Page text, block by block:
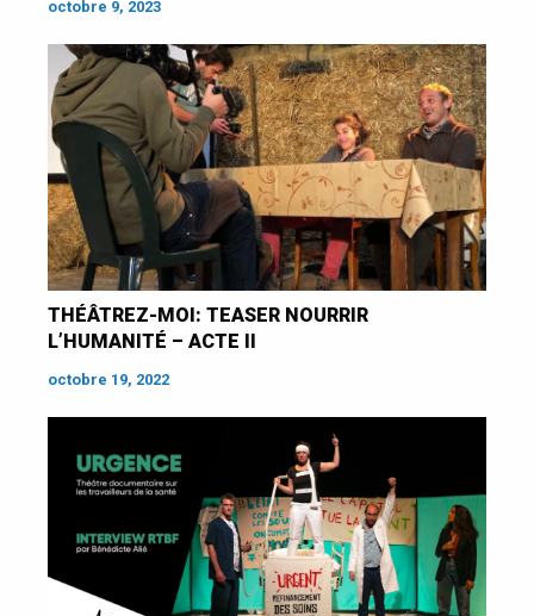
octobre 9, 2023
THÉÂTREZ-MOI: TEASER NOURRIR
L’HUMANITÉ – ACTE II
octobre 19, 2022